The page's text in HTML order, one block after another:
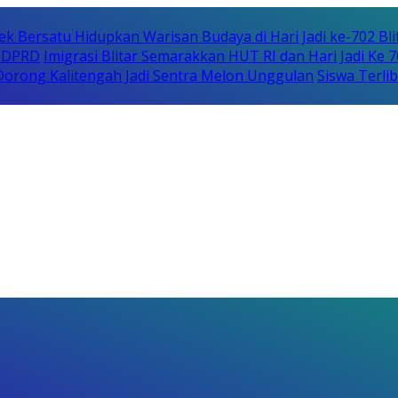
Bersatu Hidupkan Warisan Budaya di Hari Jadi ke-702
Imigrasi Blitar Semarakkan HUT RI dan Hari Jadi Ke
Kalitengah Jadi Sentra Melon Unggulan Siswa